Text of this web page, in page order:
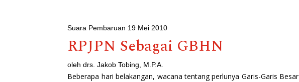
Suara Pembaruan 19 Mei 2010
RPJPN Sebagai GBHN
oleh drs. Jakob Tobing, M.P.A.
Beberapa hari belakangan, wacana tentang perlunya Garis-Garis